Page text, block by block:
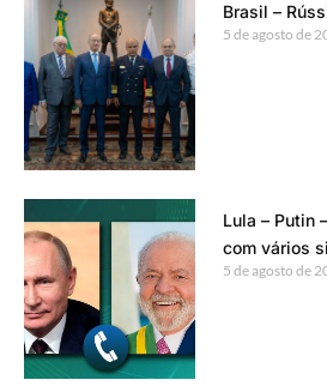
Brasil –
5 de agosto de
Lula – Putin
com vários
5 de agosto de